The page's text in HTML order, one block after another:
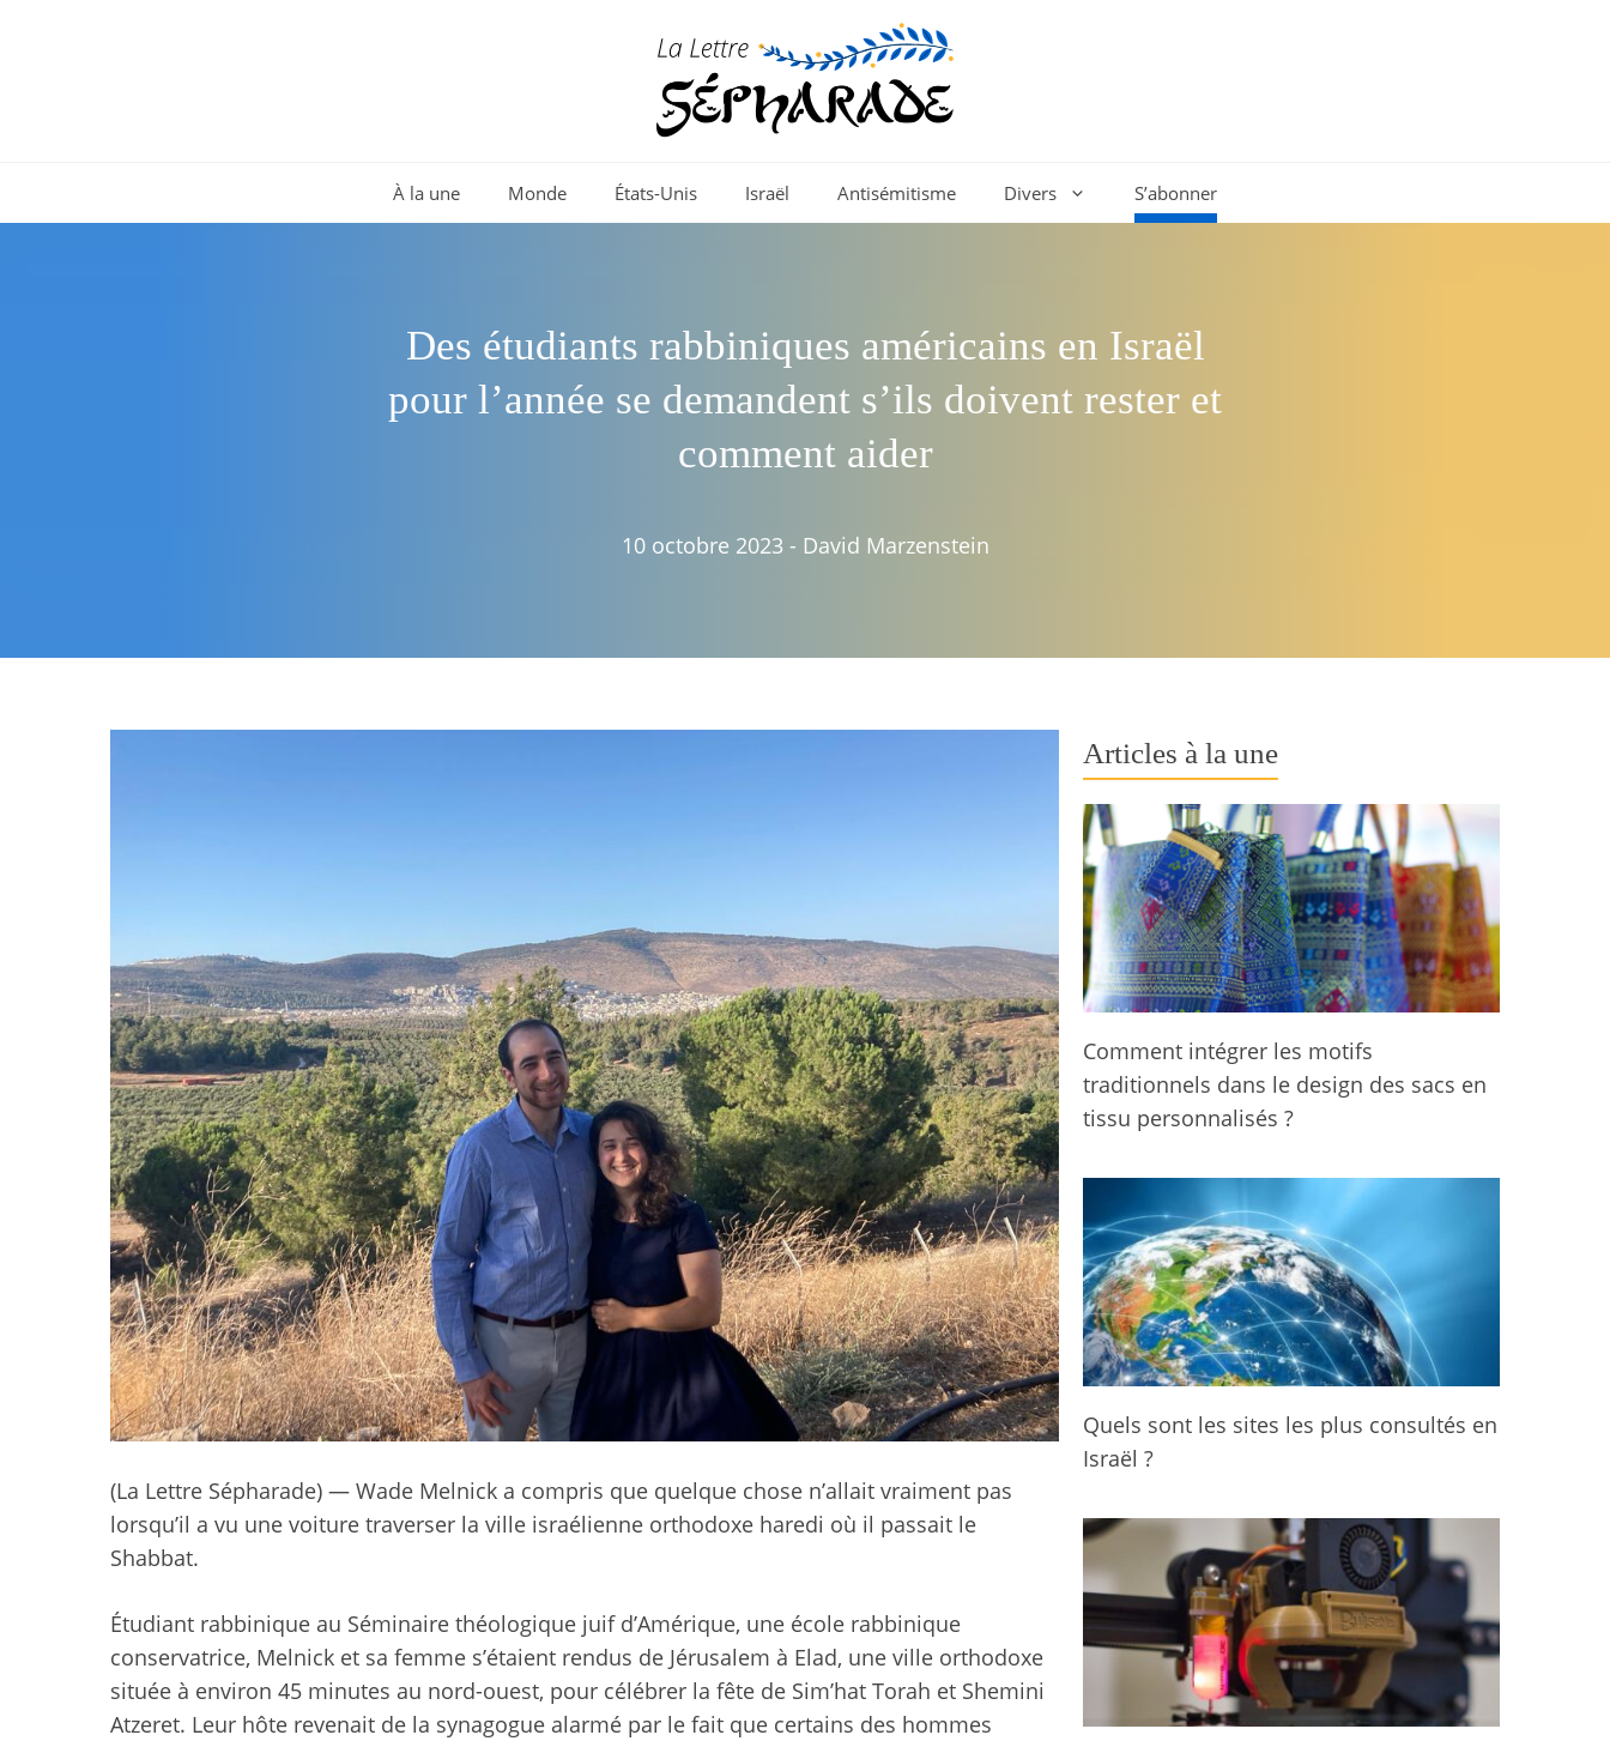
À la une Monde États-Unis Israël Antisémitisme Divers S’abonner
Des étudiants rabbiniques américains en Israël
pour l’année se demandent s’ils doivent rester et
comment aider
10 octobre 2023 - David Marzenstein
(La Lettre Sépharade) — Wade Melnick a compris que quelque chose n’allait vraiment pas
lorsqu’il a vu une voiture traverser la ville israélienne orthodoxe haredi où il passait le
Shabbat.
Étudiant rabbinique au Séminaire théologique juif d’Amérique, une école rabbinique
conservatrice, Melnick et sa femme s’étaient rendus de Jérusalem à Elad, une ville orthodoxe
située à environ 45 minutes au nord-ouest, pour célébrer la fête de Sim’hat Torah et Shemini
Atzeret. Leur hôte revenait de la synagogue alarmé par le fait que certains des hommes
Articles à la une
Comment intégrer les motifs
traditionnels dans le design des sacs en
tissu personnalisés ?
Quels sont les sites les plus consultés en
Israël ?